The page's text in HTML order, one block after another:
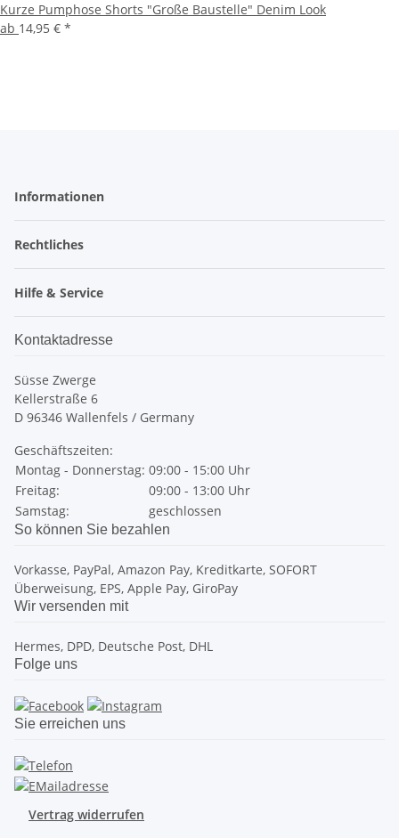
Kurze Pumphose Shorts "Große Baustelle" Denim Look
ab 14,95 € *
Informationen
Rechtliches
Hilfe & Service
Kontaktadresse
Süsse Zwerge
Kellerstraße 6
D 96346 Wallenfels / Germany
Geschäftszeiten:
Montag - Donnerstag: 09:00 - 15:00 Uhr
Freitag:
09:00 - 13:00 Uhr
Samstag:
geschlossen
So können Sie bezahlen
Vorkasse, PayPal, Amazon Pay, Kreditkarte, SOFORT
Überweisung, EPS, Apple Pay, GiroPay
Wir versenden mit
Hermes, DPD, Deutsche Post, DHL
Folge uns
Sie erreichen uns
Vertrag widerrufen